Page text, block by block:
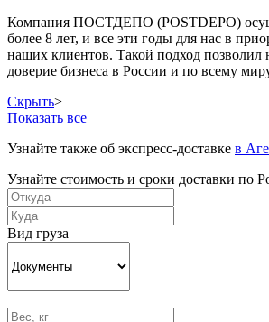
Компания ПОСТДЕПО (POSTDEPO)
более 8 лет, и все эти годы для нас в
наших клиентов. Такой подход позволил
доверие бизнеса в России и по всему
Скрыть>
Показать все
Узнайте также об экспресс-доставке в
Узнайте стоимость и сроки доставки по
Вид груза